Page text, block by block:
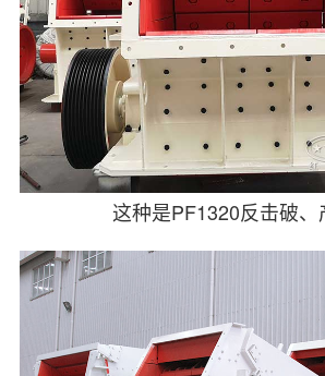
这种是PF1320反击破、